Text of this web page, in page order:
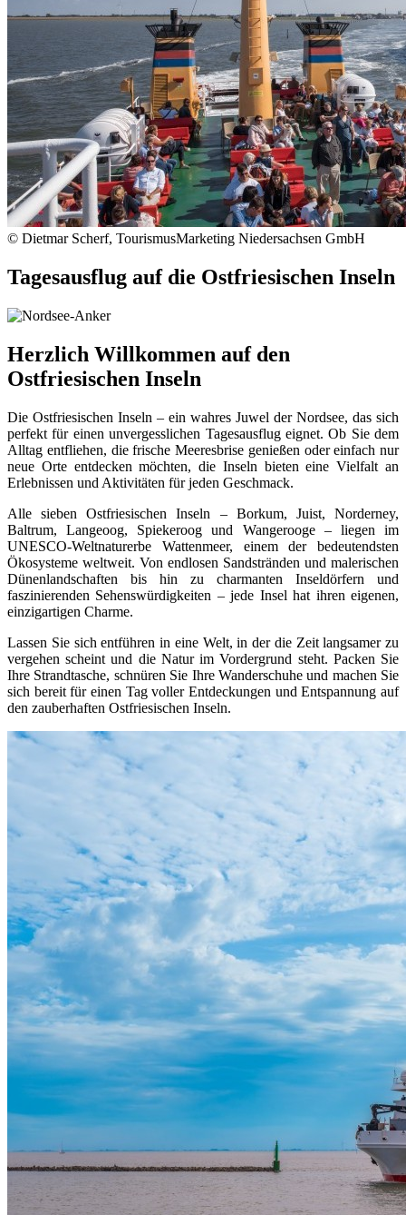
© Dietmar Scherf, TourismusMarketing Niedersachsen GmbH
Tagesausflug auf die Ostfriesischen Inseln
Herzlich Willkommen auf den
Ostfriesischen Inseln
Die Ostfriesischen Inseln – ein wahres Juwel der Nordsee, das sich
perfekt für einen unvergesslichen Tagesausflug eignet. Ob Sie dem
Alltag entfliehen, die frische Meeresbrise genießen oder einfach nur
neue Orte entdecken möchten, die Inseln bieten eine Vielfalt an
Erlebnissen und Aktivitäten für jeden Geschmack.
Alle sieben Ostfriesischen Inseln – Borkum, Juist, Norderney,
Baltrum, Langeoog, Spiekeroog und Wangerooge – liegen im
UNESCO-Weltnaturerbe Wattenmeer, einem der bedeutendsten
Ökosysteme weltweit. Von endlosen Sandstränden und malerischen
Dünenlandschaften bis hin zu charmanten Inseldörfern und
faszinierenden Sehenswürdigkeiten – jede Insel hat ihren eigenen,
einzigartigen Charme.
Lassen Sie sich entführen in eine Welt, in der die Zeit langsamer zu
vergehen scheint und die Natur im Vordergrund steht. Packen Sie
Ihre Strandtasche, schnüren Sie Ihre Wanderschuhe und machen Sie
sich bereit für einen Tag voller Entdeckungen und Entspannung auf
den zauberhaften Ostfriesischen Inseln.